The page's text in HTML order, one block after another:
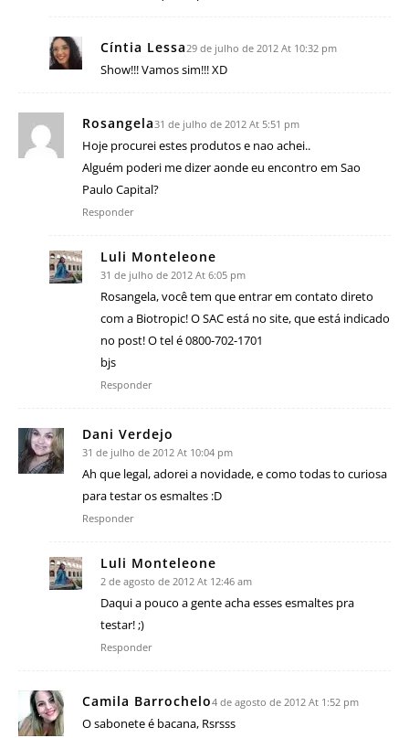
Cíntia Lessa29 de julho de 2012 At 10:32 pm
Show!!! Vamos sim!!! XD
Rosangela31 de julho de 2012 At 5:51 pm
Hoje procurei estes produtos e nao achei..
Alguém poderi me dizer aonde eu encontro em Sao
Paulo Capital?
Responder
Luli Monteleone
31 de julho de 2012 At 6:05 pm
Rosangela, você tem que entrar em contato direto
com a Biotropic! O SAC está no site, que está indicado
no post! O tel é 0800-702-1701
bjs
Responder
Dani Verdejo
31 de julho de 2012 At 10:04 pm
Ah que legal, adorei a novidade, e como todas to curiosa
para testar os esmaltes :D
Responder
Luli Monteleone
2 de agosto de 2012 At 12:46 am
Daqui a pouco a gente acha esses esmaltes pra
testar! ;)
Responder
Camila Barrochelo4 de agosto de 2012 At 1:52 pm
O sabonete é bacana, Rsrsss